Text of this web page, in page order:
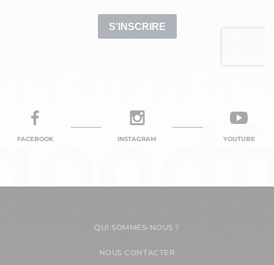
FACEBOOK INSTAGRAM YOUTUBE
QUI SOMMES-NOUS ?
NOUS CONTACTER